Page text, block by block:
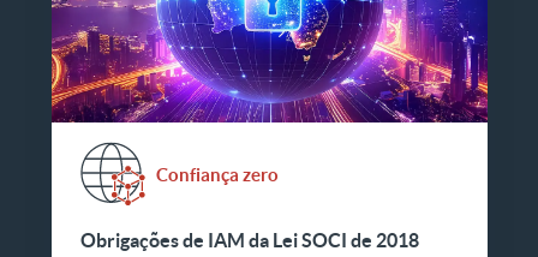
Confiança zero
Obrigações de IAM da Lei SOCI de 2018